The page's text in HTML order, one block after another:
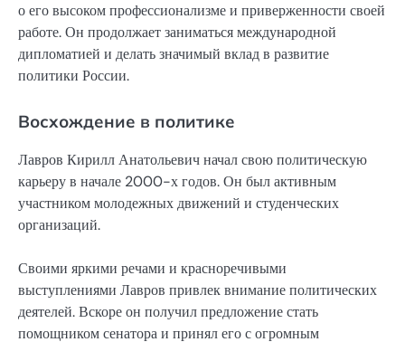
о его высоком профессионализме и приверженности своей
работе. Он продолжает заниматься международной
дипломатией и делать значимый вклад в развитие
политики России.
Восхождение в политике
Лавров Кирилл Анатольевич начал свою политическую
карьеру в начале 2000-х годов. Он был активным
участником молодежных движений и студенческих
организаций.
Своими яркими речами и красноречивыми
выступлениями Лавров привлек внимание политических
деятелей. Вскоре он получил предложение стать
помощником сенатора и принял его с огромным